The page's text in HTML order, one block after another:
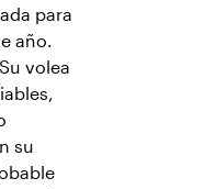
para
año.
volea
su